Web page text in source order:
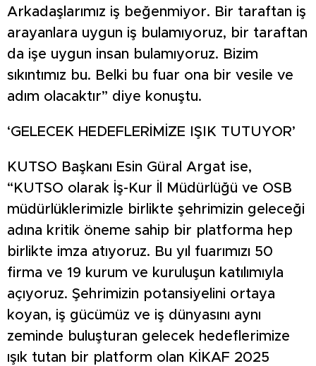
Arkadaşlarımız iş beğenmiyor. Bir taraftan iş
arayanlara uygun iş bulamıyoruz, bir taraftan
da işe uygun insan bulamıyoruz. Bizim
sıkıntımız bu. Belki bu fuar ona bir vesile ve
adım olacaktır” diye konuştu.
‘GELECEK HEDEFLERİMİZE IŞIK TUTUYOR’
KUTSO Başkanı Esin Güral Argat ise,
“KUTSO olarak İş-Kur İl Müdürlüğü ve OSB
müdürlüklerimizle birlikte şehrimizin geleceği
adına kritik öneme sahip bir platforma hep
birlikte imza atıyoruz. Bu yıl fuarımızı 50
firma ve 19 kurum ve kuruluşun katılımıyla
açıyoruz. Şehrimizin potansiyelini ortaya
koyan, iş gücümüz ve iş dünyasını aynı
zeminde buluşturan gelecek hedeflerimize
ışık tutan bir platform olan KİKAF 2025